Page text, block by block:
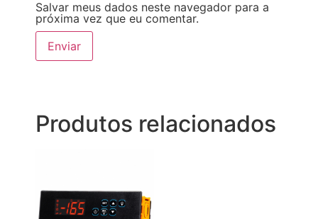
Salvar meus dados neste navegador para a
próxima vez que eu comentar.
Produtos relacionados